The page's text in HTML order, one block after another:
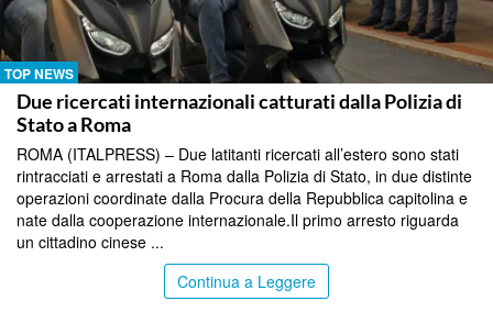
TOP NEWS
Due ricercati internazionali catturati dalla Polizia di
Stato a Roma
ROMA (ITALPRESS) – Due latitanti ricercati all’estero sono stati
rintracciati e arrestati a Roma dalla Polizia di Stato, in due distinte
operazioni coordinate dalla Procura della Repubblica capitolina e
nate dalla cooperazione internazionale.Il primo arresto riguarda
un cittadino cinese ...
Continua a Leggere